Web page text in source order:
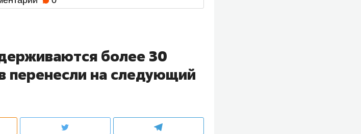
более 30
перенесли на следующий